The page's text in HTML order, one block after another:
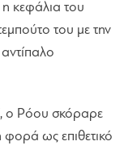
κεφάλια του
του με την
ο Ρόου σκόραρε
ως επιθετικό